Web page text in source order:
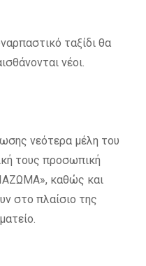
ταξίδι θα
νέοι.
νεότερα μέλη του
τους προσωπική
καθώς και
στο πλαίσιο της